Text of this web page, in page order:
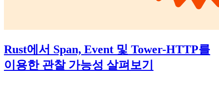
Rust에서 Span, Event 및 Tower-HTTP를
이용한 관찰 가능성 살펴보기